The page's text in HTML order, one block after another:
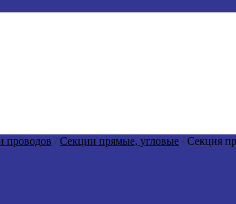
проводов /Секции прямые, угловые /Секция